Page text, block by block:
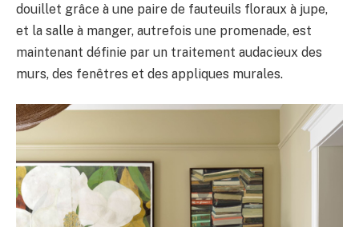
douillet grâce à une paire de fauteuils floraux à jupe,
et la salle à manger, autrefois une promenade, est
maintenant définie par un traitement audacieux des
murs, des fenêtres et des appliques murales.